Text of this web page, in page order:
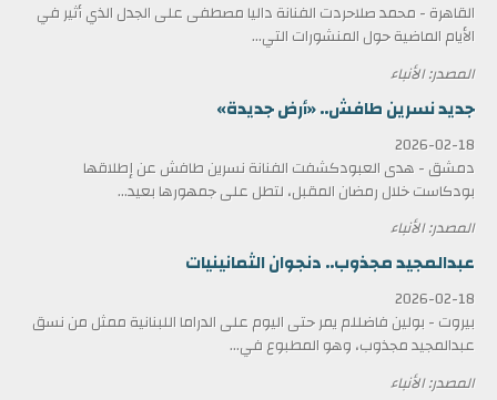
القاهرة - محمد صلاحردت الفنانة داليا مصطفى على الجدل الذي أثير في
الأيام الماضية حول المنشورات التي...
المصدر: الأنباء
جديد نسرين طافش.. «أرض جديدة»
2026-02-18
دمشق - هدى العبودكشفت الفنانة نسرين طافش عن إطلاقها
بودكاست خلال رمضان المقبل، لتطل على جمهورها بعيد...
المصدر: الأنباء
عبدالمجيد مجذوب.. دنجوان الثمانينيات
2026-02-18
بيروت - بولين فاضللم يمر حتى اليوم على الدراما اللبنانية ممثل من نسق
عبدالمجيد مجذوب، وهو المطبوع في...
المصدر: الأنباء